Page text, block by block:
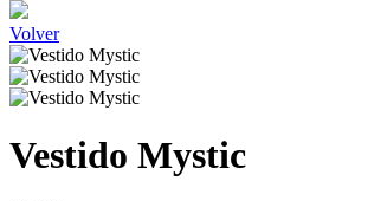
Volver
Vestido Mystic